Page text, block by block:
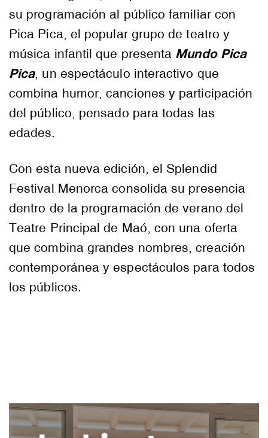
su programación al público familiar con
Pica Pica, el popular grupo de teatro y
música infantil que presenta Mundo Pica
Pica, un espectáculo interactivo que
combina humor, canciones y participación
del público, pensado para todas las
edades.
Con esta nueva edición, el Splendid
Festival Menorca consolida su presencia
dentro de la programación de verano del
Teatre Principal de Maó, con una oferta
que combina grandes nombres, creación
contemporánea y espectáculos para todos
los públicos.